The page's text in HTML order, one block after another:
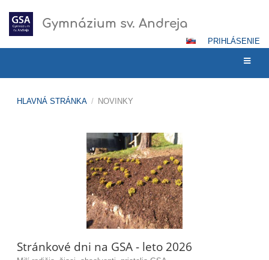
Gymnázium sv. Andreja
PRIHLÁSENIE
HLAVNÁ STRÁNKA / NOVINKY
Stránkové dni na GSA - leto 2026